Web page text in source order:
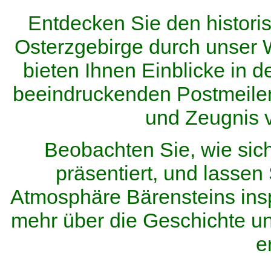
Entdecken Sie den
Osterzgebirge durch unser
bieten Ihnen Einblicke in
beeindruckenden
und Zeugnis
Beobachten Sie, wie
präsentiert, und
Atmosphäre Bärensteins
mehr über die Geschichte